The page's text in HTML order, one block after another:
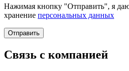
Нажимая кнопку "Отправить", я даю
хранение персональных данных
Отправить
Связь с компанией